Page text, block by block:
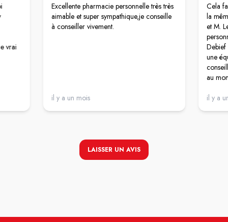
vrai
Excellente pharmacie personnelle très très
aimable et super sympathique,je conseille
à conseiller vivement.
il y a un mois
Cela
la
et M.
Debief
une
au
il y a
LAISSER UN AVIS